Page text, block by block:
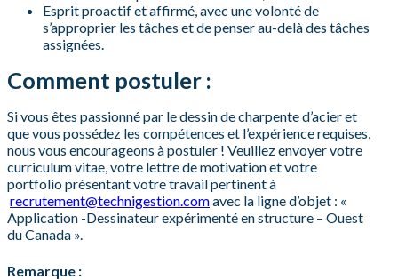
Esprit proactif et affirmé, avec une volonté de
s’approprier les tâches et de penser au-delà des tâches
assignées.
Comment postuler :
Si vous êtes passionné par le dessin de charpente d’acier et
que vous possédez les compétences et l’expérience requises,
nous vous encourageons à postuler ! Veuillez envoyer votre
curriculum vitae, votre lettre de motivation et votre
portfolio présentant votre travail pertinent à
recrutement@technigestion.comavec la ligne d’objet : «
Application -Dessinateur expérimenté en structure – Ouest
du Canada ».
Remarque :